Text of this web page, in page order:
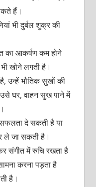
हैं।
भी दुर्बल शुक्र की
का आकर्षण कम होने
खोने लगती है।
उन्हें भौतिक सुखों की
उसे घर, वाहन सुख पाने में
दे सकती है या
ले जा सकती है।
संगीत में रुचि रखता है
करना पड़ता है
है।